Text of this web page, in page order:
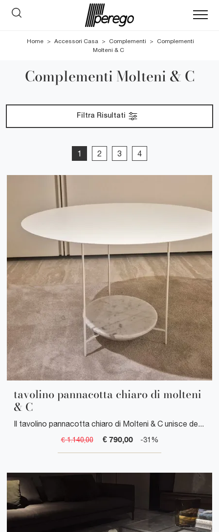
Home > Accessori Casa > Complementi >
Complementi
Molteni & C
Complementi Molteni & C
Filtra Risultati
1 2 3 4
tavolino pannacotta chiaro di molteni
& C
Il tavolino pannacotta chiaro di Molteni & C unisce design contemporaneo e finiture eleganti per arricchire ogni ambiente con stile e funzionalità.
€ 1.140,00 € 790,00 -31%